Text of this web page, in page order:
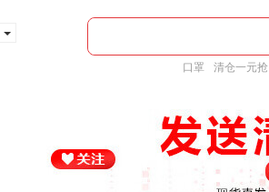
口罩 清仓一元抢